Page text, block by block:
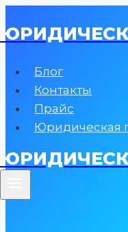
к
Блог
Контакты
Прайс
Юридическая